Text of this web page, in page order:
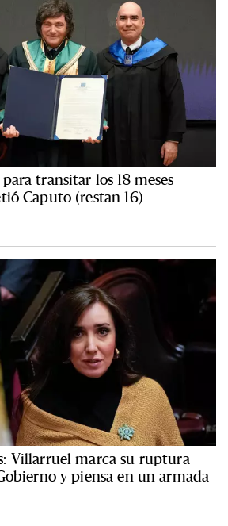
transitar los 18 meses
Caputo (restan 16)
Villarruel marca su ruptura
y piensa en un armada